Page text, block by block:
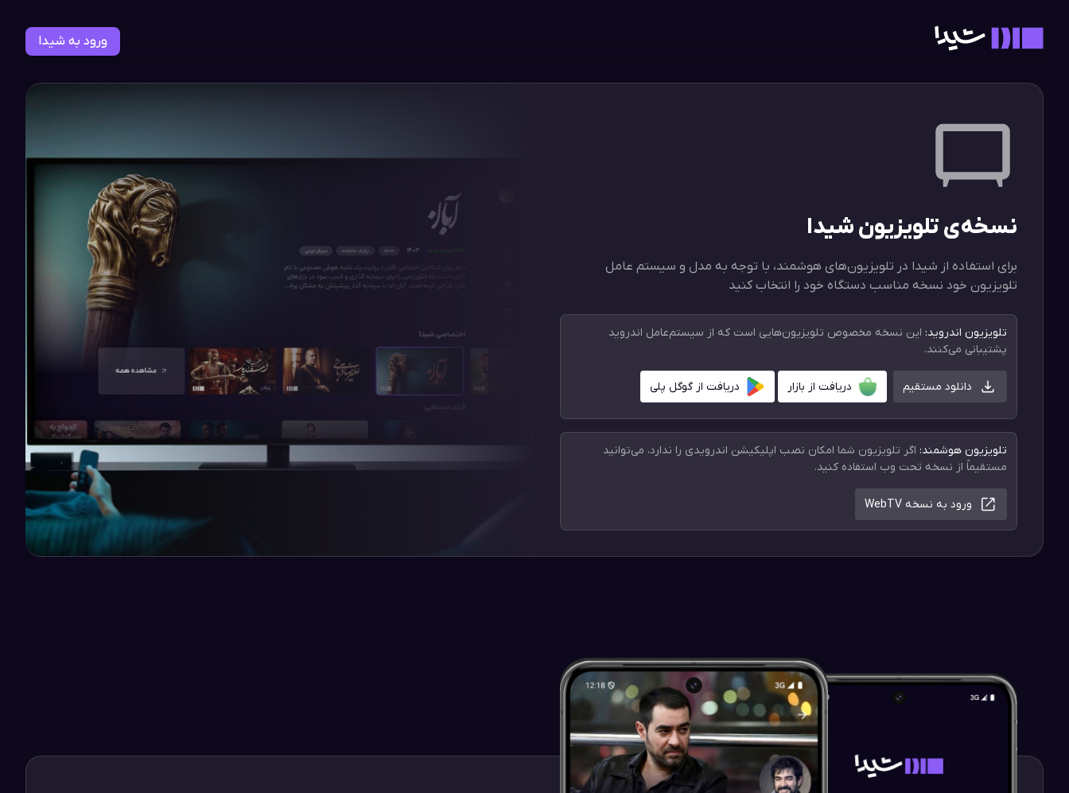
ورود به شیدا
نسخه‌ی تلویزیون شیدا
برای استفاده از شیدا در تلویزیون‌های هوشمند، با توجه به مدل و سیستم عامل
تلویزیون خود نسخه‌ مناسب دستگاه خود را انتخاب کنید
تلویزیون اندروید: این نسخه مخصوص تلویزیون‌هایی است که از سیستم‌عامل اندروید
پشتیبانی می‌کنند.
دانلود مستقیم دریافت از بازار دریافت از گوگل پلی
تلویزیون هوشمند: اگر تلویزیون شما امکان نصب اپلیکیشن اندرویدی را ندارد، می‌توانید
مستقیماً از نسخه تحت وب استفاده کنید.
ورود به نسخه WebTV